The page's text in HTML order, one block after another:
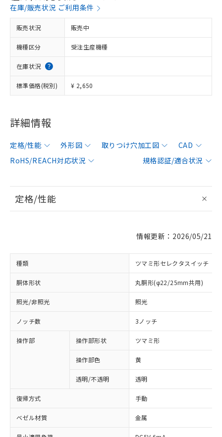
在庫/販売状況 ご利用条件
販売状況 販売中
機種区分 受注生産機種
在庫状況
標準価格(税別) ¥ 2,650
詳細情報
定格/性能 外形図 取りつけ穴加工図
CAD
RoHS/REACH対応状況
規格認証/適合状況
定格/性能
情報更新：2026/05/21
種類 ツマミ形セレクタスイッチ
胴体形状 丸胴形(φ22/25mm共用)
照光/非照光 照光
ノッチ数 3ノッチ
操作部 操作部形状 ツマミ形
操作部色 黄
透明/不透明 透明
復帰方式 手動
ベゼル材質 金属